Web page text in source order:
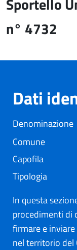
n° 4732
Dati
Denominazione
Comune
Capofila
Tipologia
In questa
procedimenti di
firmare e
nel territorio del